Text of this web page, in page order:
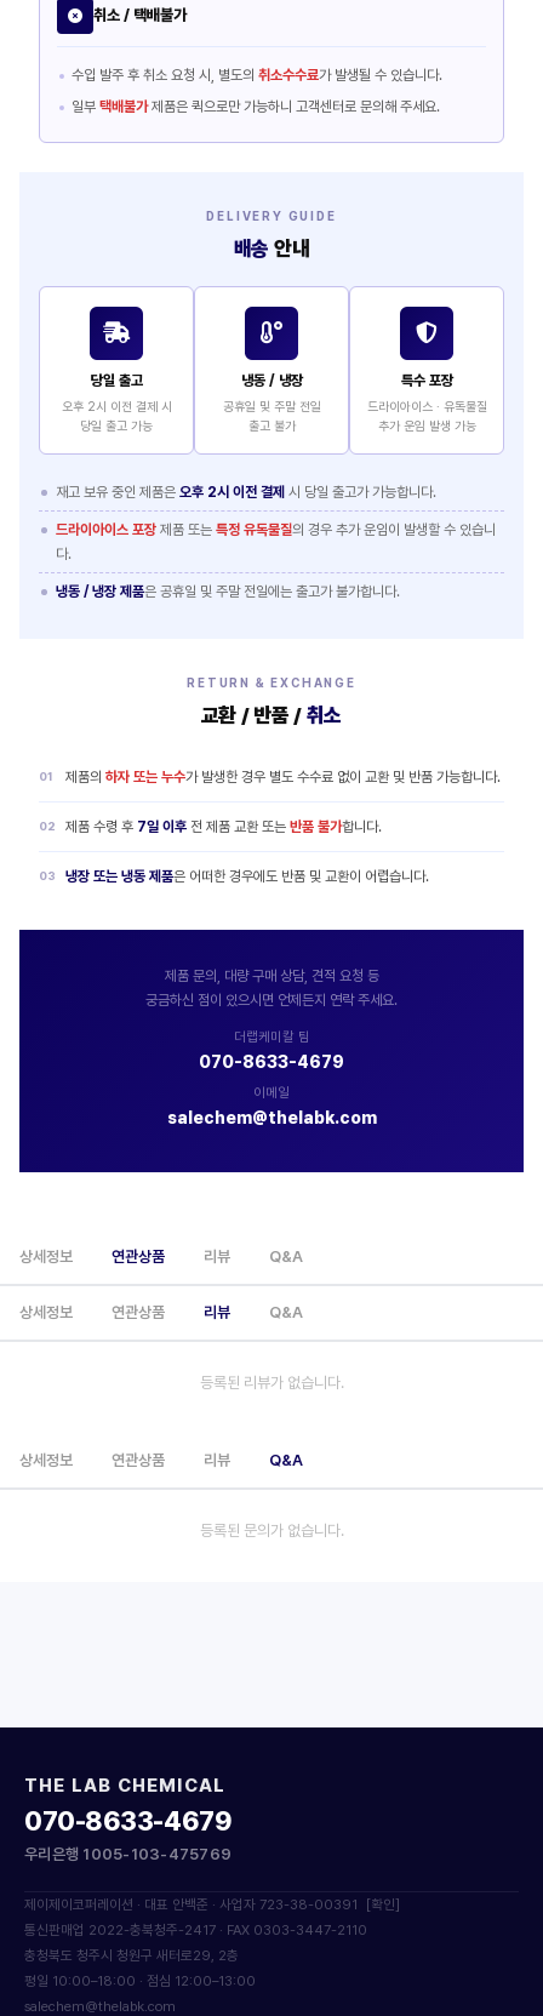
취소 / 택배불가
수입 발주 후 취소 요청 시, 별도의 취소수수료가 발생될 수 있습니다.
일부 택배불가제품은 퀵으로만 가능하니 고객센터로 문의해 주세요.
DELIVERY GUIDE
배송 안내
당일 출고
오후 2시 이전 결제 시
당일 출고 가능
냉동 / 냉장
공휴일 및 주말 전일
출고 불가
특수 포장
드라이아이스 · 유독물질
추가 운임 발생 가능
재고 보유 중인 제품은 오후 2시 이전 결제 시 당일 출고가 가능합니다.
드라이아이스 포장 제품 또는 특정 유독물질의 경우 추가 운임이 발생할 수 있습니
다.
냉동 / 냉장 제품은 공휴일 및 주말 전일에는 출고가 불가합니다.
RETURN & EXCHANGE
교환 / 반품 / 취소
제품의 하자 또는 누수가 발생한 경우 별도 수수료 없이 교환 및 반품 가능합니다.
제품 수령 후 7일 이후 전 제품 교환 또는 반품 불가합니다.
냉장 또는 냉동 제품은 어떠한 경우에도 반품 및 교환이 어렵습니다.
제품 문의, 대량 구매 상담, 견적 요청 등
궁금하신 점이 있으시면 언제든지 연락 주세요.
더랩케미칼 팀
070-8633-4679
이메일
salechem@thelabk.com
상세정보 연관상품 리뷰 Q&A
상세정보 연관상품 리뷰 Q&A
등록된 리뷰가 없습니다.
상세정보 연관상품 리뷰 Q&A
등록된 문의가 없습니다.
THE LAB CHEMICAL
070-8633-4679
우리은행 1005-103-475769
제이제이코퍼레이션 · 대표 안백준 · 사업자 723-38-00391
[확인]
통신판매업 2022-충북청주-2417 · FAX 0303-3447-2110
충청북도 청주시 청원구 새터로29, 2층
평일 10:00–18:00 · 점심 12:00–13:00
salechem@thelabk.com